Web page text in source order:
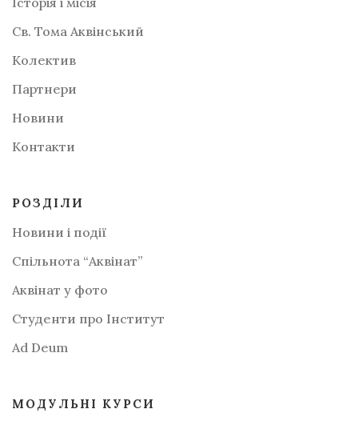
Св. Тома Аквінський
Колектив
Партнери
Новини
Контакти
РОЗДІЛИ
Новини і події
Спільнота “Аквінат”
Аквінат у фото
Студенти про Інститут
Аd Deum
МОДУЛЬНІ КУРСИ